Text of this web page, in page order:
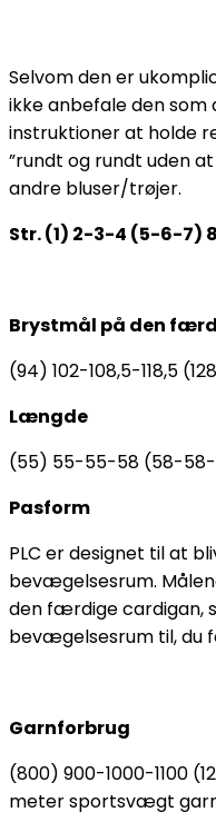
Selvom den er
ikke anbefale den
instruktioner at holde
”rundt og rundt uden
andre bluser/trøjer.
Str. (1) 2-3-4 (5-6-7)
Brystmål på den
(94) 102-108,5-118,5
Længde
(55) 55-55-58 (58-58-
Pasform
PLC er designet til at
bevægelsesrum.
den færdige cardigan,
bevægelsesrum til, du
Garnforbrug
(800) 900-1000-1100
meter sportsvægt